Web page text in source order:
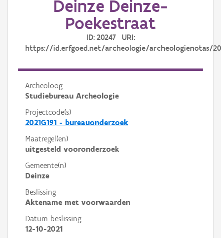
Deinze Deinze-
Poekestraat
ID: 20247 URI:
https://id.erfgoed.net/archeologie/archeologienotas/
Archeoloog
Studiebureau Archeologie
Projectcode(s)
2021G191 - bureauonderzoek
Maatregel(en)
uitgesteld vooronderzoek
Gemeente(n)
Deinze
Beslissing
Aktename met voorwaarden
Datum beslissing
12-10-2021